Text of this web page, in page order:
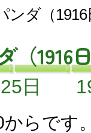
ンダ（1916
（1916
日
らです